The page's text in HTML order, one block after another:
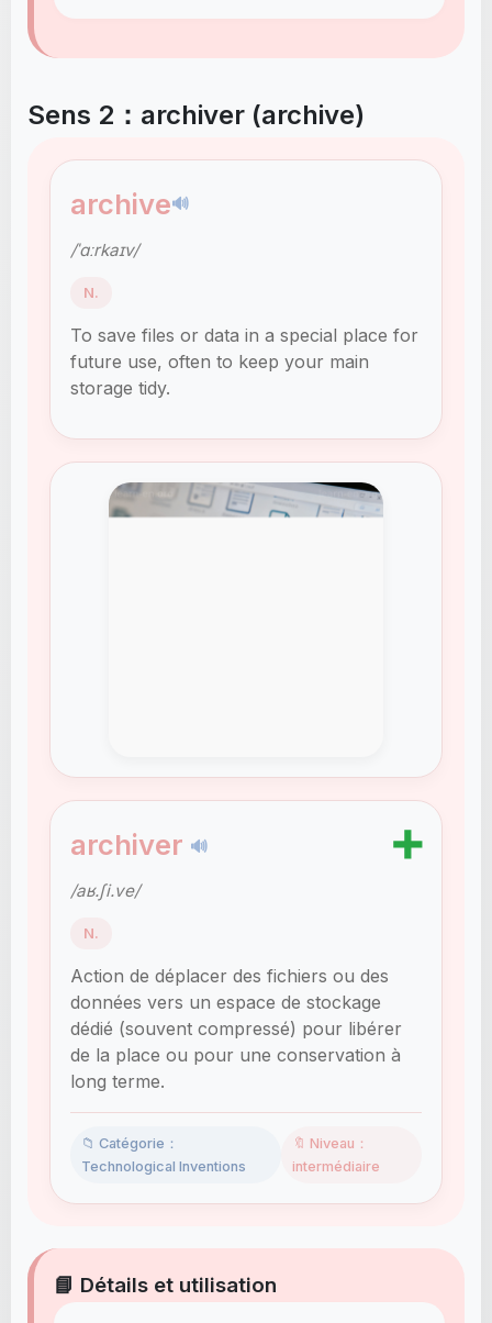
Sens 2：archiver (archive)
archive🔊
/ˈɑːrkaɪv/
N.
To save files or data in a special place for
future use, often to keep your main
storage tidy.
archiver 🔊 ➕
/aʁ.ʃi.ve/
N.
Action de déplacer des fichiers ou des
données vers un espace de stockage
dédié (souvent compressé) pour libérer
de la place ou pour une conservation à
long terme.
📁 Catégorie：
Technological Inventions
🔖 Niveau：
intermédiaire
📘 Détails et utilisation